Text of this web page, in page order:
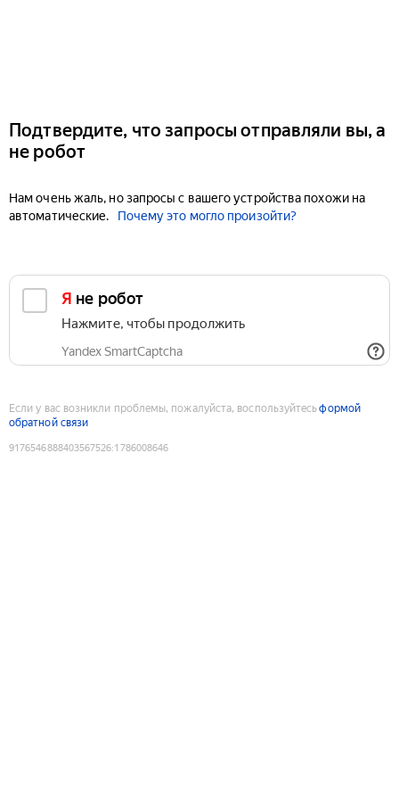
Подтвердите, что запросы отправляли вы, а
не робот
Нам очень жаль, но запросы с вашего устройства похожи на
автоматические.
Почему это могло произойти?
Я не робот
Нажмите, чтобы продолжить
Yandex SmartCaptcha
Если у вас возникли проблемы, пожалуйста, воспользуйтесьформой
обратной связи
9176546888403567526:1786008646